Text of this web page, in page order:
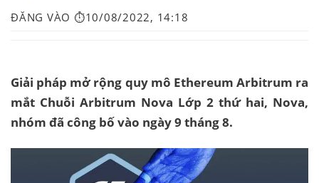
ĐĂNG VÀO ⏱️10/08/2022, 14:18
Giải pháp mở rộng quy mô Ethereum Arbitrum ra
mắt Chuỗi Arbitrum Nova Lớp 2 thứ hai, Nova,
nhóm đã công bố vào ngày 9 tháng 8.